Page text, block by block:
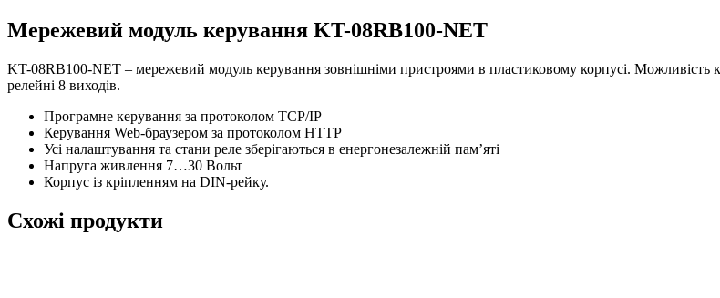
Мережевий модуль керування KT-08RB100-NET
KT-08RB100-NET – мережевий модуль керування зовнішніми пристроями в пластиковому корпусі. Можливість
релейні 8 виходів.
Програмне керування за протоколом TCP/IP
Керування Web-браузером за протоколом HTTP
Усі налаштування та стани реле зберігаються в енергонезалежній пам’яті
Напруга живлення 7…30 Вольт
Корпус із кріпленням на DIN-рейку.
Схожі продукти